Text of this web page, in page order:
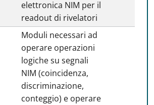
elettronica NIM per il
readout di rivelatori
Moduli necessari ad
operare operazioni
logiche su segnali
NIM (coincidenza,
discriminazione,
conteggio) e operare